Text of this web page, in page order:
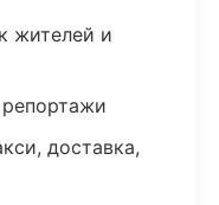
жителей и
доставка,